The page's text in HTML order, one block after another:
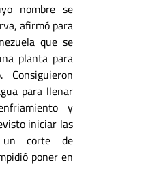
nombre se
afirmó para
que se
planta para
Consiguieron
para llenar
y
iniciar las
un corte de
poner en